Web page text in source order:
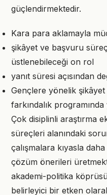
güçlendirmektedir.
Kara para aklamayla
şikâyet ve başvuru
üstlenebileceği on rol
yanıt süresi açısından
Gençlere yönelik
farkındalık
Çok disiplinli araştırma
süreçleri alanındaki
çalışmalara kıyasla
çözüm önerileri
akademi-politika
belirleyici bir etken